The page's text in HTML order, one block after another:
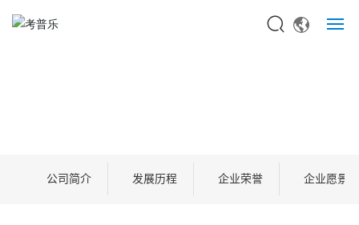
公司简介 发展历程 企业荣誉 企业愿景